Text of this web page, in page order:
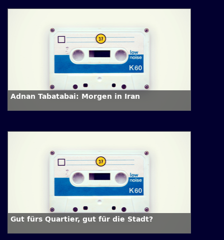
Adnan Tabatabai: Morgen in Iran
Gut fürs Quartier, gut für die Stadt?